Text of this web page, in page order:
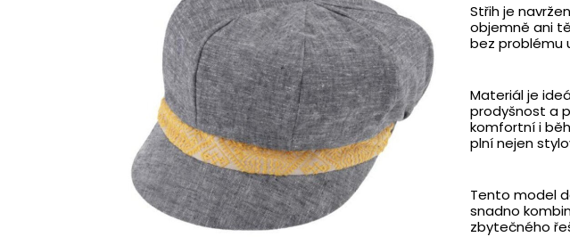
Střih je
objemně ani
bez problému
Materiál je
prodyšnost a
komfortní i
plní nejen
Tento model
snadno
zbytečného